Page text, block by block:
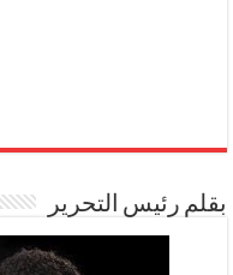
بقلم رئيس التحرير